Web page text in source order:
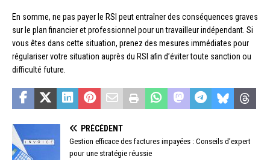
En somme, ne pas payer le RSI peut entraîner des conséquences graves
sur le plan financier et professionnel pour un travailleur indépendant. Si
vous êtes dans cette situation, prenez des mesures immédiates pour
régulariser votre situation auprès du RSI afin d’éviter toute sanction ou
difficulté future.
PRÉCÉDENT
Gestion efficace des factures impayées : Conseils d’expert
pour une stratégie réussie